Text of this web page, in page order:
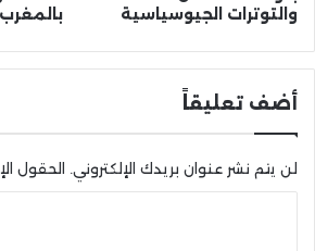
والتوترات الجيوسياسية
بالمغرب
أضف تعليقاً
لن يتم نشر عنوان بريدك الإلكتروني. الحقول